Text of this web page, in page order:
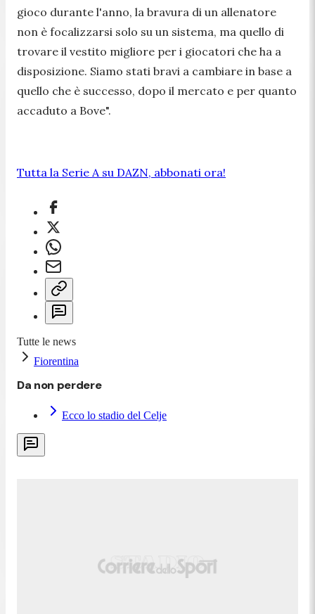
gioco durante l'anno, la bravura di un allenatore
non è focalizzarsi solo su un sistema, ma quello di
trovare il vestito migliore per i giocatori che ha a
disposizione. Siamo stati bravi a cambiare in base a
quello che è successo, dopo il mercato e per quanto
accaduto a Bove".
Tutta la Serie A su DAZN, abbonati ora!
Tutte le news
Fiorentina
Da non perdere
Ecco lo stadio del Celje